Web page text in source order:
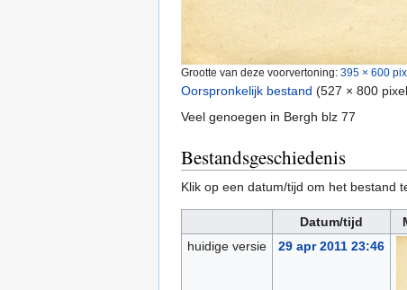
Grootte van deze voorvertoning: 395 × 600
Oorspronkelijk bestand (527 × 800
Veel genoegen in Bergh blz 77
Bestandsgeschiedenis
Klik op een datum/tijd om het bestand
Datum/tijd
huidige versie
29 apr 2011 23:46